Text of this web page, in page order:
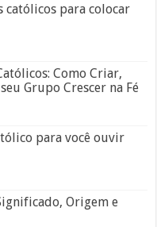
católicos para colocar
Como Criar,
Grupo Crescer na Fé
para você ouvir
Origem e